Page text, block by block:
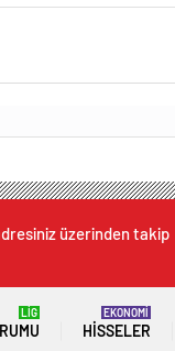
üzerinden takip
LİG
HISSELER
EKONOMİ